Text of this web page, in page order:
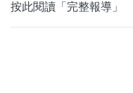
按此閱讀「完整報導」